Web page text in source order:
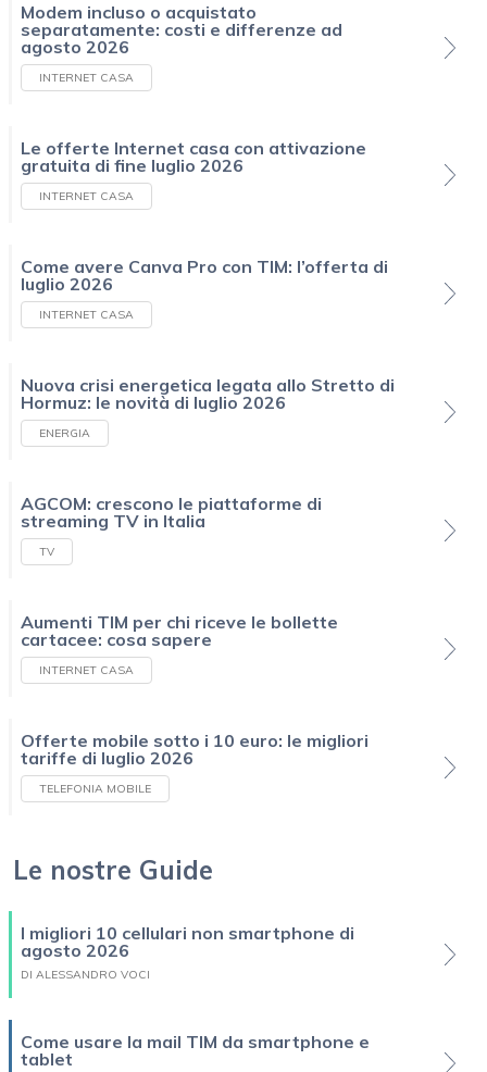
Modem incluso o acquistato
separatamente: costi e differenze ad
agosto 2026
INTERNET CASA
Le offerte Internet casa con attivazione
gratuita di fine luglio 2026
INTERNET CASA
Come avere Canva Pro con TIM: l’offerta di
luglio 2026
INTERNET CASA
Nuova crisi energetica legata allo Stretto di
Hormuz: le novità di luglio 2026
ENERGIA
AGCOM: crescono le piattaforme di
streaming TV in Italia
TV
Aumenti TIM per chi riceve le bollette
cartacee: cosa sapere
INTERNET CASA
Offerte mobile sotto i 10 euro: le migliori
tariffe di luglio 2026
TELEFONIA MOBILE
Le nostre Guide
I migliori 10 cellulari non smartphone di
agosto 2026
DI ALESSANDRO VOCI
Come usare la mail TIM da smartphone e
tablet